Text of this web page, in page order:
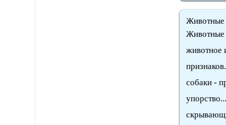
Животные
Животные
животное
собаки -